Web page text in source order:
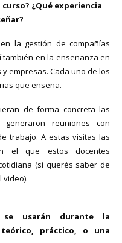
¿Qué experiencia
la gestión de compañías
también en la enseñanza en
empresas. Cada uno de los
que enseña.
de forma concreta las
reuniones con
trabajo. A estas visitas las
el que estos docentes
(si querés saber de
video).
se usarán durante la
práctico, o una